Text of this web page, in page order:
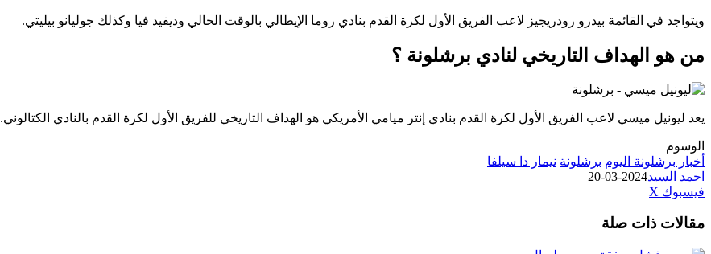
ويتواجد في القائمة بيدرو رودريجيز لاعب الفريق الأول لكرة القدم بنادي روما الإيطالي بالوقت الحالي وديفيد فيا وكذلك جوليانو بيليتي.
من هو الهداف التاريخي لنادي برشلونة ؟
يعد ليونيل ميسي لاعب الفريق الأول لكرة القدم بنادي إنتر ميامي الأمريكي هو الهداف التاريخي للفريق الأول لكرة القدم بالنادي الكتالوني.
الوسوم
أخبار برشلونة اليوم برشلونة نيمار دا سيلفا
احمد السيد2024-03-20
فيسبوك ‫X
البريد
مقالات ذات صلة